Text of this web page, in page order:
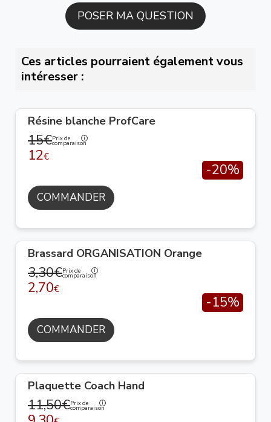
Ces articles pourraient également vous
intéresser :
Résine blanche ProfCare
15€Prix de
comparaison
12€
-20%
COMMANDER
Brassard ORGANISATION Orange
3,30€Prix de
comparaison
2,70€
-15%
COMMANDER
Plaquette Coach Hand
11,50€Prix de
comparaison